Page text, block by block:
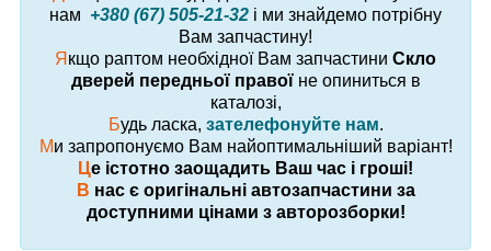
нам +380 (67) 505-21-32 і ми знайдемо потрібну
Вам запчастину!
Я кщо раптом необхідної Вам запчастини Скло
дверей передньої правоїне опиниться в
каталозі,
Будь ласка, зателефонуйте нам.
Ми запропонуємо Вам найоптимальніший варіант!
Це істотно заощадить Ваш час і гроші!
В нас є оригінальні автозапчастини за
доступними цінами з авторозборки!